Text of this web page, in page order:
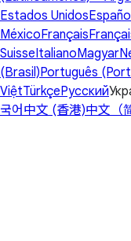
Estados Unidos
MéxicoFrançais
SuisseItalianoMagyar
(Brasil)Português
ViệtTürkçeРусский
국어 中文 (香港)中文（